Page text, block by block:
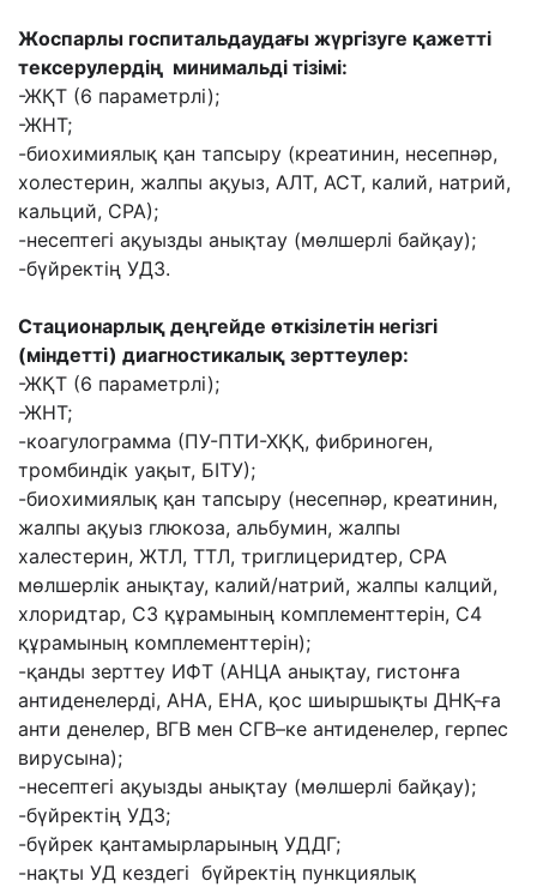
Жоспарлы госпитальдаудағы жүргізуге қажетті
тексерулердің минимальді тізімі:
-ЖҚТ (6 параметрлі);
-ЖНТ;
-биохимиялық қан тапсыру (креатинин, несепнәр,
холестерин, жалпы ақуыз, АЛТ, АСТ, калий, натрий,
кальций, СРА);
-несептегі ақуызды анықтау (мөлшерлі байқау);
-бүйректің УДЗ.
Стационарлық деңгейде өткізілетін негізгі
(міндетті) диагностикалық зерттеулер:
-ЖҚТ (6 параметрлі);
-ЖНТ;
-коагулограмма (ПУ-ПТИ-ХҚҚ, фибриноген,
тромбиндік уақыт, БІТУ);
-биохимиялық қан тапсыру (несепнәр, креатинин,
жалпы ақуыз глюкоза, альбумин, жалпы
халестерин, ЖТЛ, ТТЛ, триглицеридтер, СРА
мөлшерлік анықтау, калий/натрий, жалпы калций,
хлоридтар, С3 құрамының комплементтерін, С4
құрамының комплементтерін);
-қанды зерттеу ИФТ (АНЦА анықтау, гистонға
антиденелерді, АНА, ЕНА, қос шиыршықты ДНҚ-ға
анти денелер, ВГВ мен СГВ–ке антиденелер, герпес
вирусына);
-несептегі ақуызды анықтау (мөлшерлі байқау);
-бүйректің УДЗ;
-бүйрек қантамырларының УДДГ;
-нақты УД кездегі бүйректің пункциялық